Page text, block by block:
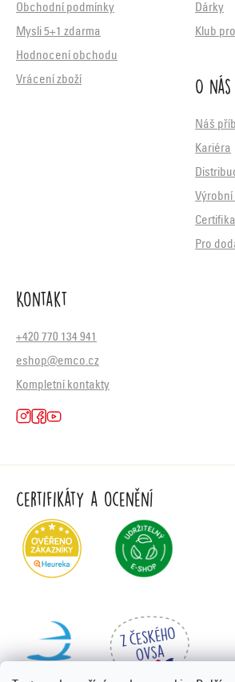
Obchodní podmínky
Mysli 5+1 zdarma
Hodnocení obchodu
Vrácení zboží
Dárky
Klub
O nás
Náš
Kariéra
Výrobní
Pro
Kontakt
+420 770 134 941
eshop@emco.cz
Kompletní kontakty
Certifikáty a ocenění